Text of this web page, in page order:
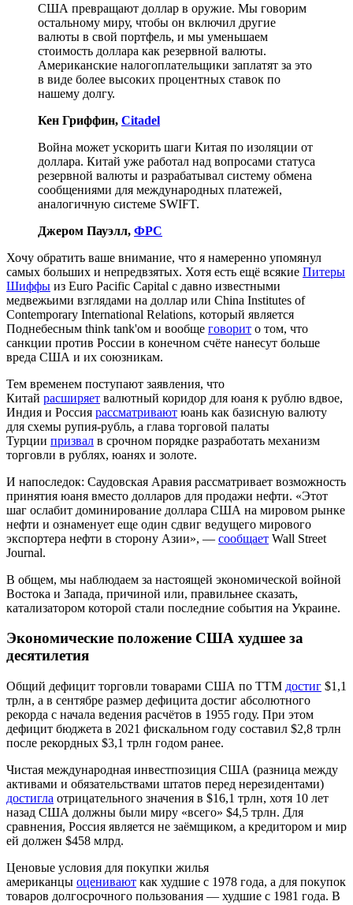
США превращают доллар в оружие. Мы говорим
остальному миру, чтобы он включил другие
валюты в свой портфель, и мы уменьшаем
стоимость доллара как резервной валюты.
Американские налогоплательщики заплатят за это
в виде более высоких процентных ставок по
нашему долгу.
Кен Гриффин, Citadel
Война может ускорить шаги Китая по изоляции от
доллара. Китай уже работал над вопросами статуса
резервной валюты и разрабатывал систему обмена
сообщениями для международных платежей,
аналогичную системе SWIFT.
Джером Пауэлл, ФРС
Хочу обратить ваше внимание, что я намеренно упомянул
самых больших и непредвзятых. Хотя есть ещё всякие Питеры
Шиффы из Euro Pacific Capital с давно известными
медвежьими взглядами на доллар или China Institutes of
Contemporary International Relations, который является
Поднебесным think tank'ом и вообще говорит о том, что
санкции против России в конечном счёте нанесут больше
вреда США и их союзникам.
Тем временем поступают заявления, что
Китай расширяет валютный коридор для юаня к рублю вдвое,
Индия и Россия рассматривают юань как базисную валюту
для схемы рупия-рубль, а глава торговой палаты
Турции призвал в срочном порядке разработать механизм
торговли в рублях, юанях и золоте.
И напоследок: Саудовская Аравия рассматривает возможность
принятия юаня вместо долларов для продажи нефти. «Этот
шаг ослабит доминирование доллара США на мировом рынке
нефти и ознаменует еще один сдвиг ведущего мирового
экспортера нефти в сторону Азии», — сообщает Wall Street
Journal.
В общем, мы наблюдаем за настоящей экономической войной
Востока и Запада, причиной или, правильнее сказать,
катализатором которой стали последние события на Украине.
Экономические положение США худшее за
десятилетия
Общий дефицит торговли товарами США по TTM достиг $1,1
трлн, а в сентябре размер дефицита достиг абсолютного
рекорда с начала ведения расчётов в 1955 году. При этом
дефицит бюджета в 2021 фиcкальном году составил $2,8 трлн
после рекордных $3,1 трлн годом ранее.
Чистая международная инвестпозиция США (разница между
активами и обязательствами штатов перед нерезидентами)
достигла отрицательного значения в $16,1 трлн, хотя 10 лет
назад США должны были миру «всего» $4,5 трлн. Для
сравнения, Россия является не заёмщиком, а кредитором и мир
ей должен $458 млрд.
Ценовые условия для покупки жилья
американцы оценивают как худшие с 1978 года, а для покупок
товаров долгосрочного пользования — худшие с 1981 года. В